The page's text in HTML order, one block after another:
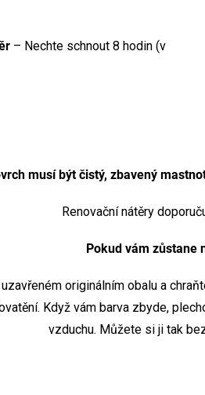
– Nechte schnout 8 hodin (v
musí být čistý, zbavený
Renovační nátěry
Pokud vám zůstane
originálním obalu a
Když vám barva zbyde,
vzduchu. Můžete si ji tak